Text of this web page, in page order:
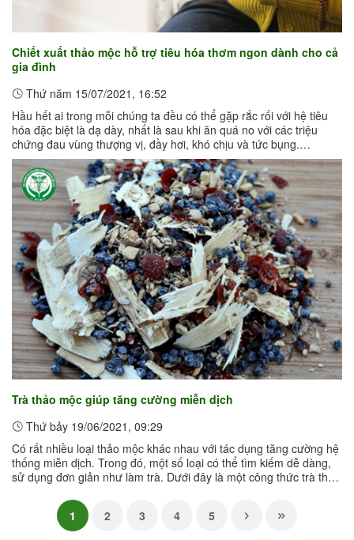
Chiết xuất thảo mộc hỗ trợ tiêu hóa thơm ngon dành cho cả
gia đình
Thứ năm 15/07/2021, 16:52
Hầu hết ai trong mỗi chúng ta đều có thể gặp rắc rối với hệ tiêu
hóa đặc biệt là dạ dày, nhất là sau khi ăn quá no với các triệu
chứng đau vùng thượng vị, đầy hơi, khó chịu và tức bụng.
Glycerite là ...
Trà thảo mộc giúp tăng cường miễn dịch
Thứ bảy 19/06/2021, 09:29
Có rất nhiều loại thảo mộc khác nhau với tác dụng tăng cường hệ
thống miễn dịch. Trong đó, một số loại có thể tìm kiếm dễ dàng,
sử dụng đơn giản như làm trà. Dưới đây là một công thức trà thảo
1
2 3 4 5